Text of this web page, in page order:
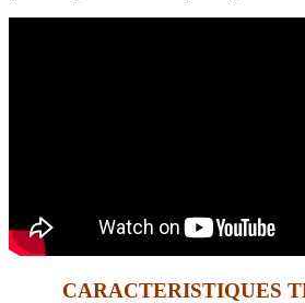
CARACTERISTIQUES